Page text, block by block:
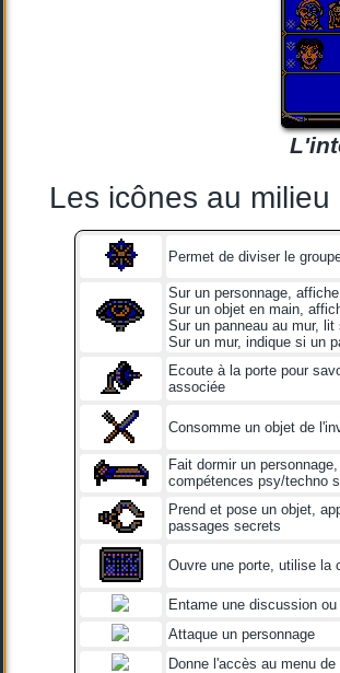
Les icônes au
Permet de diviser le
Sur un personnage,
Sur un objet en main,
Sur un panneau au mur, lit
Sur un mur, indique si un
Ecoute à la porte pour
associée
Consomme un objet de
Fait dormir un
compétences psy/techno
Prend et pose un objet,
passages secrets
Ouvre une porte, utilise la
Entame une discussion
Attaque un personnage
Donne l'accès au menu